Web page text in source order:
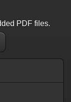
PDF files.